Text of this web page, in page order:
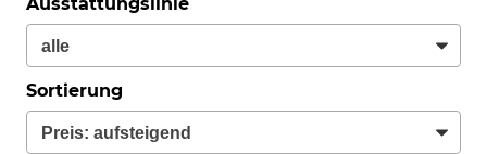
Ausstattungslinie
Sortierung